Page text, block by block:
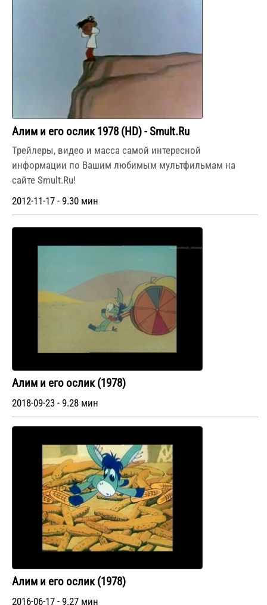
Алим и его ослик 1978 (HD) - Smult.Ru
Трейлеры, видео и масса самой интересной
информации по Вашим любимым мультфильмам на
сайте Smult.Ru!
2012-11-17 - 9.30 мин
Алим и его ослик (1978)
2018-09-23 - 9.28 мин
Алим и его ослик (1978)
2016-06-17 - 9.27 мин